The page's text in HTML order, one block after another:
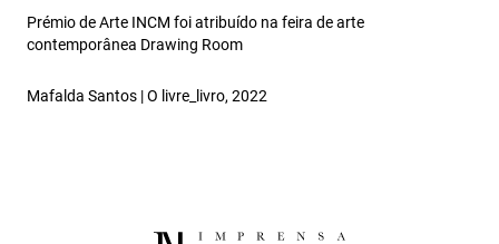
Prémio de Arte INCM foi atribuído na feira de arte
contemporânea Drawing Room
Mafalda Santos | O livre_livro, 2022